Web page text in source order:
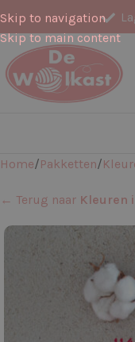
Skip to navigation
Skip to main content
Home Pakketten
← Terug naar Kleuren